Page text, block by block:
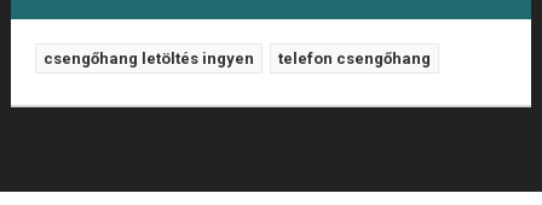
csengőhang letöltés ingyen telefon csengőhang